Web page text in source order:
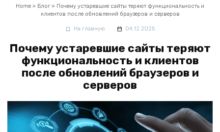
Home » Блог » Почему устаревшие сайты теряют функциональность и
клиентов после обновлений браузеров и серверов
На главную 04.12.2025
Почему устаревшие сайты теряют
функциональность и клиентов
после обновлений браузеров и
серверов